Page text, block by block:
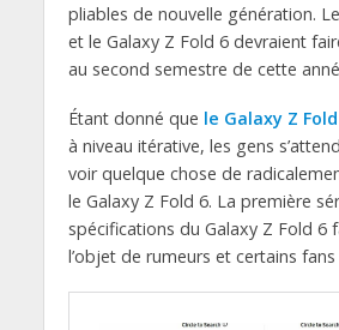
pliables de nouvelle génération.
et le Galaxy Z Fold 6 devraient
au second semestre de cette
Étant donné que le Galaxy Z
à niveau itérative, les gens
voir quelque chose de
le Galaxy Z Fold 6. La première
spécifications du Galaxy Z Fold 6
l’objet de rumeurs et certains